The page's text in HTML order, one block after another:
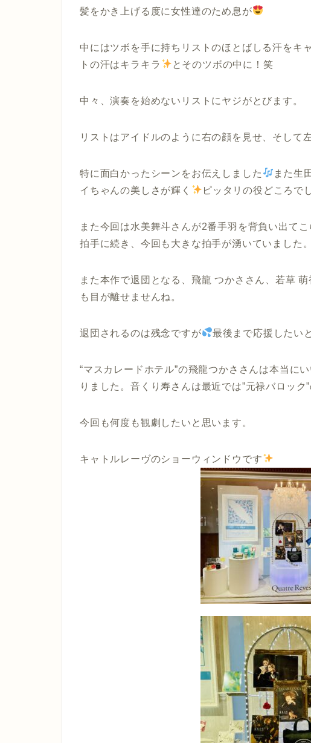
髪をかき上げる度に女性達のため息が
中にはツボを手に持ちリストのほとばしる汗をキ
トの汗はキラキラ
とそのツボの中に！笑
中々、演奏を始めないリストにヤジがとびます。
リストはアイドルのように右の顔を見せ、そして
特に面白かったシーンをお伝えしました
また生
イちゃんの美しさが輝く
ピッタリの役どころで
また今回は水美舞斗さんが2番手羽を背負い出て
拍手に続き、今回も大きな拍手が湧いていました。
また本作で退団となる、飛龍 つかささん、若草
も目が離せませんね。
退団されるのは残念ですが 最後まで応援したい
“マスカレードホテル”の飛龍つかささんは本当に
りました。音くり寿さんは最近では”元禄バロック
今回も何度も観劇したいと思います。
キャトルレーヴのショーウィンドウです